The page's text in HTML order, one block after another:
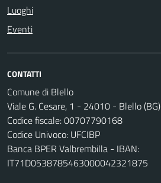
Luoghi
Eventi
CONTATTI
Comune di Blello
Viale G. Cesare, 1 - 24010 - Blello (BG)
Codice fiscale: 00707790168
Codice Univoco: UFCIBP
Banca BPER Valbrembilla - IBAN:
IT71D0538785463000042321875